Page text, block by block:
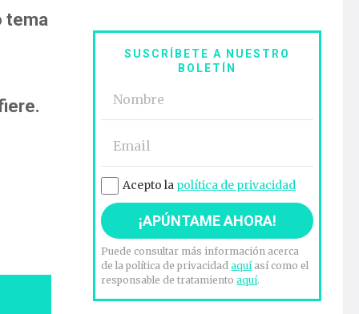
tema
SUSCRÍBETE A NUESTRO
BOLETÍN
Acepto la política de privacidad
Puede consultar más información acerca
de la política de privacidadaquíasí como el
responsable de tratamientoaquí.